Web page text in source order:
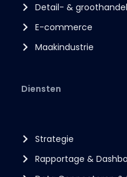
Detail- & groothandel
E-commerce
Maakindustrie
Diensten
Strategie
Rapportage &